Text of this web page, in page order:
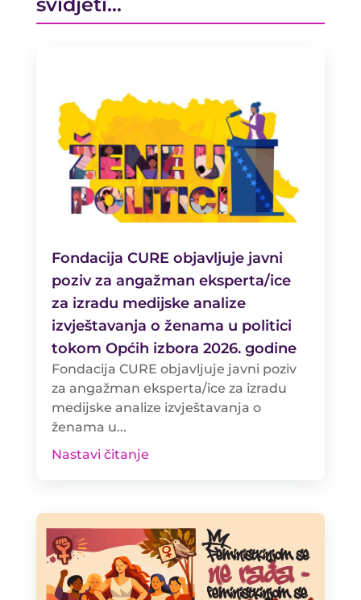
Fondacija CURE objavljuje javni
poziv za angažman eksperta/ice
za izradu medijske analize
izvještavanja o ženama u politici
tokom Općih izbora 2026. godine
Fondacija CURE objavljuje javni poziv
za angažman eksperta/ice za izradu
medijske analize izvještavanja o
ženama u...
Nastavi čitanje